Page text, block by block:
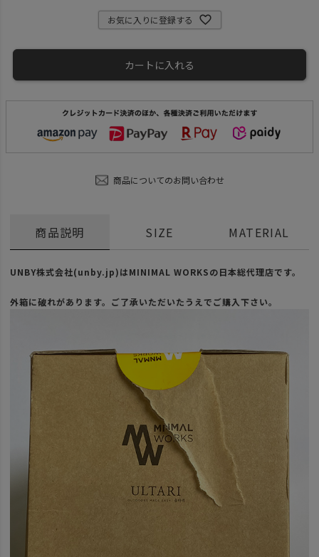
お気に入りに登録する
カートに入れる
商品についてのお問い合わせ
商品説明
UNBY株式会社(unby.jp)はMINIMAL WORKSの日本総代理店です。
外箱に破れがあります。ご了承いただいたうえでご購入下さい。
SIZE MATERIAL